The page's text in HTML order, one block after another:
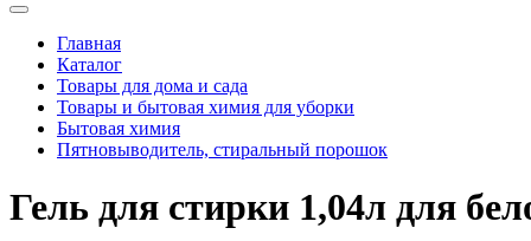
Главная
Каталог
Товары для дома и сада
Товары и бытовая химия для уборки
Бытовая химия
Пятновыводитель, стиральный порошок
Гель для стирки 1,04л для